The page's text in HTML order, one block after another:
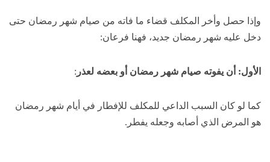
وإذا حصل وأخر المكلف قضاء ما فاته من صيام شهر رمضان حتى
دخل عليه شهر رمضان جديد، فهنا فرعان:
الأول: أن يفوته صيام شهر رمضان أو بعضه لعذر :
كما لو كان السبب الداعي للمكلف للإفطار في أيام شهر رمضان
هو المرض الذي أصابه وجعله يفطر.